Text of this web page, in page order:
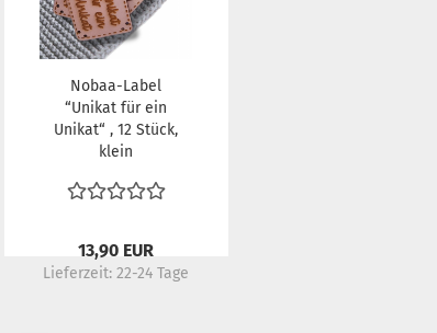
Nobaa-Label
“Unikat für ein
Unikat“ , 12 Stück,
klein
13,90 EUR
Lieferzeit:22-24 Tage